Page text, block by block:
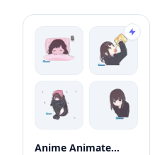
Anime Animated Girl